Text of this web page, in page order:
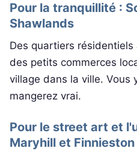
Pour la tranquillité :
Shawlands
Des quartiers
des petits commerces
village dans la ville. Vous
mangerez vrai.
Pour le street art et
Maryhill et Finnieston